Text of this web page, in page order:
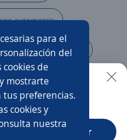
para el
del
de
mostrarte
preferencias.
cookies y
nuestra
automotriz
de mantenimiento
a
Ingeniero electricista
en la app
Abrir